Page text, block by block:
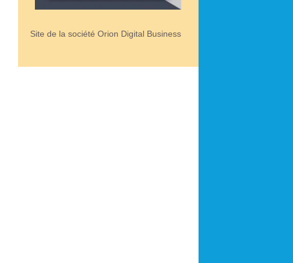
Site de la société Orion Digital Business